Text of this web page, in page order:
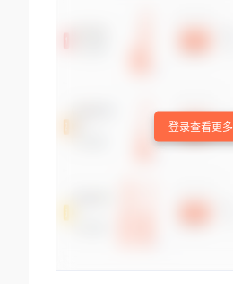
登录查看更多